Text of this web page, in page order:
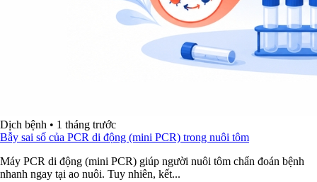
Dịch bệnh • 1 tháng trước
Bẫy sai số của PCR di động (mini PCR) trong nuôi tôm
Máy PCR di động (mini PCR) giúp người nuôi tôm chẩn đoán bệnh
nhanh ngay tại ao nuôi. Tuy nhiên, kết...